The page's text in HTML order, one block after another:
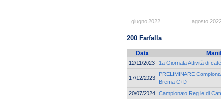
giugno 2022 agosto
200 Farfalla
Data
12/11/2023 1a Giornata Attività di
17/12/2023
PRELIMINARE
Brema C+D
20/07/2024 Campionato Reg.le di